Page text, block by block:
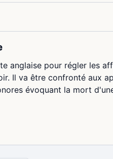
anglaise pour régler les
Il va être confronté aux
évoquant la mort